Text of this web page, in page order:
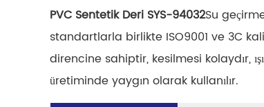
PVC Sentetik Deri SYS-94032Su
standartlarla birlikte ISO9001 ve 3C
direncine sahiptir, kesilmesi kolaydır,
üretiminde yaygın olarak kullanılır.